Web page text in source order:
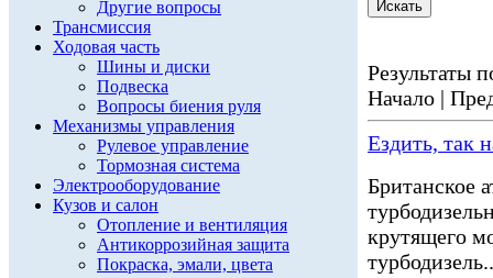
Другие вопросы
Трансмиссия
Ходовая часть
Шины и диски
Подвеска
Вопросы биения руля
Механизмы управления
Рулевое управление
Тормозная система
Электрооборудование
Кузов и салон
Отопление и вентиляция
Антикоррозийная защита
Покраска, эмали, цвета
Результаты
Начало |
Ездить, так
Британское
крутящего